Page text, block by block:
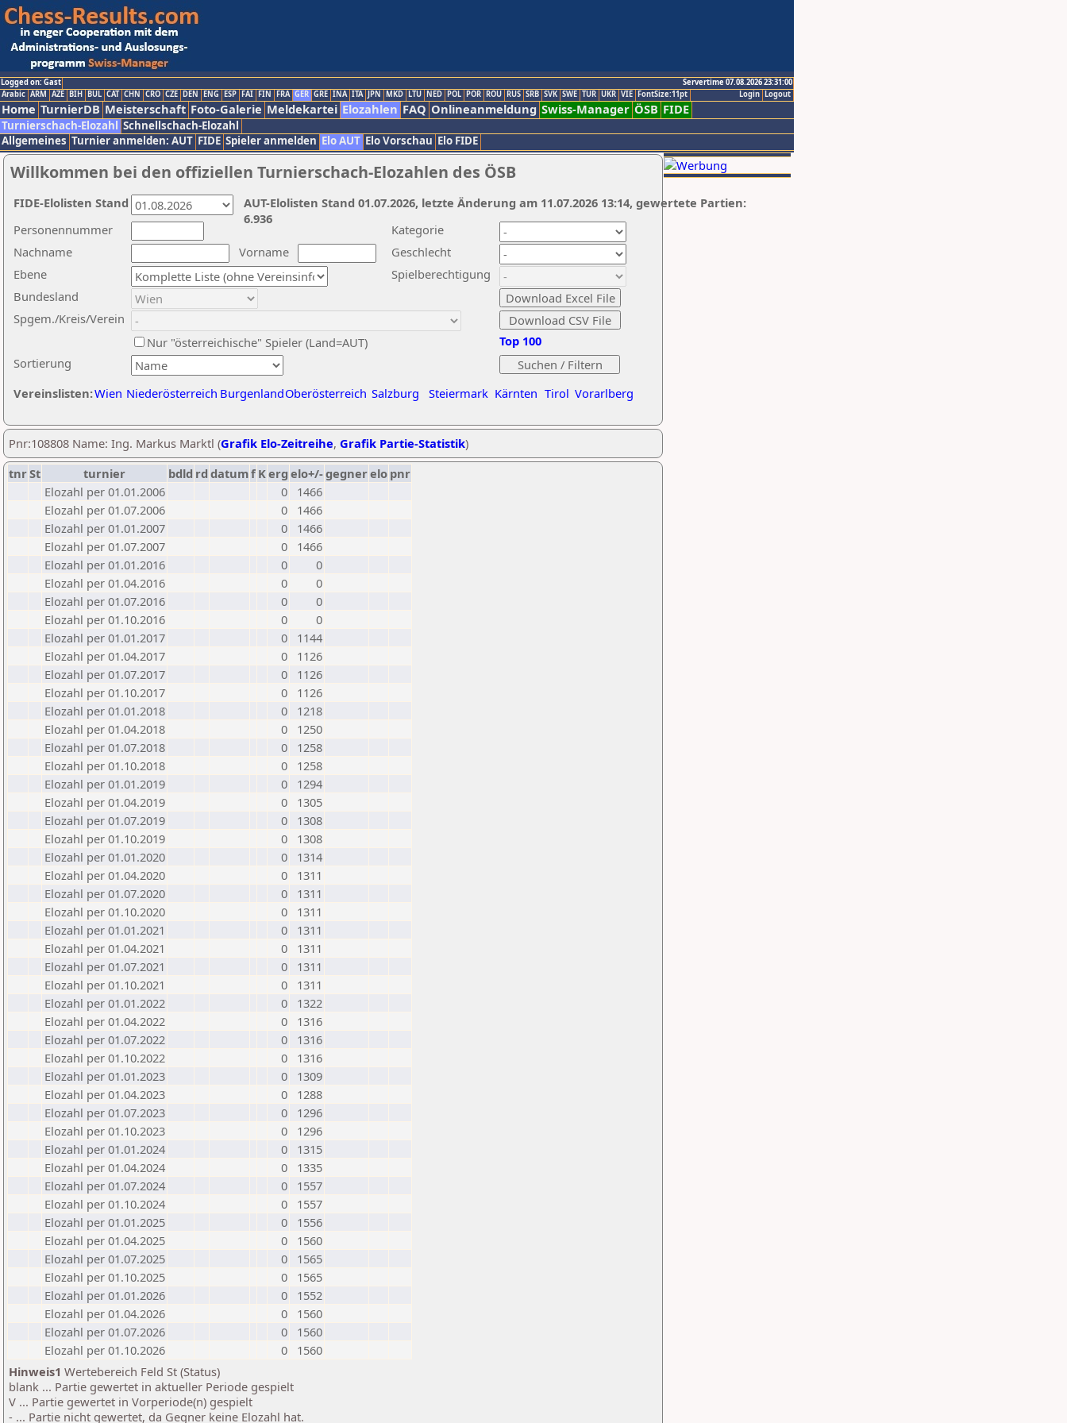
Logged on: Gast
Servertime 07.08.2026 23:31:00
Logout
Login
Arabic ARM AZE BIH BUL CAT CHN CRO CZE DEN ENG ESP FAI FIN FRA GER GRE INA ITA JPN MKD LTU NED POL POR ROU RUS SRB SVK SWE TUR UKR VIE FontSize:11pt
Home TurnierDB Meisterschaft Foto-Galerie Meldekartei Elozahlen FAQ Onlineanmeldung Swiss-Manager ÖSB FIDE
Turnierschach-Elozahl Schnellschach-Elozahl
Allgemeines Turnier anmelden: AUT FIDE Spieler anmelden Elo AUT Elo Vorschau Elo FIDE
Willkommen bei den offiziellen Turnierschach-Elozahlen des ÖSB
Nachname
Vorname
Ebene
Kategorie
Sortierung
Personennummer
Bundesland
Spgem./Kreis/Verein
Geschlecht
Nur "österreichische" Spieler (Land=AUT)
Spielberechtigung
Vereinslisten:Wien Niederösterreich BurgenlandOberösterreich Salzburg Steiermark Kärnten Tirol Vorarlberg
Top 100
AUT-Elolisten Stand 01.07.2026, letzte Änderung am 11.07.2026 13:14, gewertete Partien:
6.936
FIDE-Elolisten Stand
Pnr:108808 Name: Ing. Markus Marktl (Grafik Elo-Zeitreihe, Grafik Partie-Statistik)
tnrSt turnier bdld rd datumf Kerg elo+/-gegnerelo pnr
Elozahl per 01.01.2006
0
1466
Elozahl per 01.07.2006
0
1466
Elozahl per 01.01.2007
0
1466
Elozahl per 01.07.2007
0
1466
Elozahl per 01.01.2016
0
0
Elozahl per 01.04.2016
0
0
Elozahl per 01.07.2016
0
0
Elozahl per 01.10.2016
0
0
Elozahl per 01.01.2017
0
1144
Elozahl per 01.04.2017
0
1126
Elozahl per 01.07.2017
0
1126
Elozahl per 01.10.2017
0
1126
Elozahl per 01.01.2018
0
1218
Elozahl per 01.04.2018
0
1250
Elozahl per 01.07.2018
0
1258
Elozahl per 01.10.2018
0
1258
Elozahl per 01.01.2019
0
1294
Elozahl per 01.04.2019
0
1305
Elozahl per 01.07.2019
0
1308
Elozahl per 01.10.2019
0
1308
Elozahl per 01.01.2020
0
1314
Elozahl per 01.04.2020
0
1311
Elozahl per 01.07.2020
0
1311
Elozahl per 01.10.2020
0
1311
Elozahl per 01.01.2021
0
1311
Elozahl per 01.04.2021
0
1311
Elozahl per 01.07.2021
0
1311
Elozahl per 01.10.2021
0
1311
Elozahl per 01.01.2022
0
1322
Elozahl per 01.04.2022
0
1316
Elozahl per 01.07.2022
0
1316
Elozahl per 01.10.2022
0
1316
Elozahl per 01.01.2023
0
1309
Elozahl per 01.04.2023
0
1288
Elozahl per 01.07.2023
0
1296
Elozahl per 01.10.2023
0
1296
Elozahl per 01.01.2024
0
1315
Elozahl per 01.04.2024
0
1335
Elozahl per 01.07.2024
0
1557
Elozahl per 01.10.2024
0
1557
Elozahl per 01.01.2025
0
1556
Elozahl per 01.04.2025
0
1560
Elozahl per 01.07.2025
0
1565
Elozahl per 01.10.2025
0
1565
Elozahl per 01.01.2026
0
1552
Elozahl per 01.04.2026
0
1560
Elozahl per 01.07.2026
0
1560
Elozahl per 01.10.2026
0
1560
Hinweis1 Wertebereich Feld St (Status)
blank ... Partie gewertet in aktueller Periode gespielt
V ... Partie gewertet in Vorperiode(n) gespielt
- ... Partie nicht gewertet, da Gegner keine Elozahl hat.